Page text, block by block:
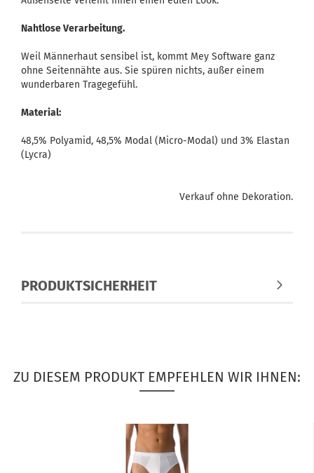
Nahtlose Verarbeitung.
Weil Männerhaut sensibel ist, kommt Mey Software ganz
ohne Seitennähte aus. Sie spüren nichts, außer einem
wunderbaren Tragegefühl.
Material:
48,5% Polyamid, 48,5% Modal (Micro-Modal) und 3% Elastan
(Lycra)
Verkauf ohne Dekoration.
PRODUKTSICHERHEIT
ZU DIESEM PRODUKT EMPFEHLEN WIR IHNEN: